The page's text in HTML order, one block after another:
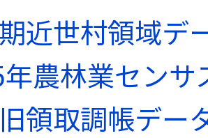
近世村領域デ
農林業セン
領取調帳デー